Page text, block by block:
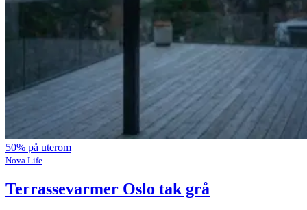
50% på uterom
Nova Life
Terrassevarmer Oslo tak grå